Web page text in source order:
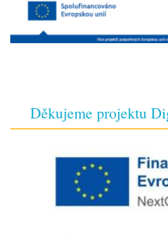
Děkujeme projektu